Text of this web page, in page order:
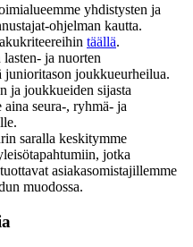
yhdistysten ja
ohjelman kautta.
täällä.
ja nuorten
junioritason joukkueurheilua.
ja joukkueiden sijasta
seura-, ryhmä- ja
saralla keskitymme
jotka
asiakasomistajillemme
muodossa.